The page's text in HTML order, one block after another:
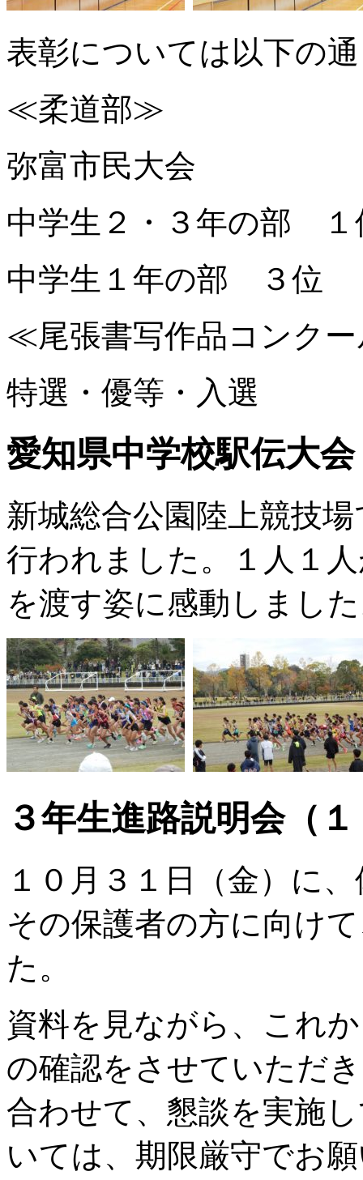
表彰については以下の
≪柔道部≫
弥富市民大会
中学生２・３年の部 １
中学生１年の部 ３位
≪尾張書写作品コンク
特選・優等・入選
愛知県中学校駅伝大
新城総合公園陸上競技
行われました。１人１
を渡す姿に感動しまし
３年生進路説明会（
１０月３１日（金）に
その保護者の方に向け
た。
資料を見ながら、これ
の確認をさせていただ
合わせて、懇談を実施
いては、期限厳守でお